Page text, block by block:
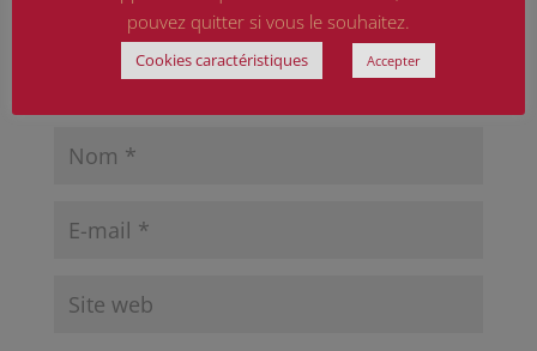
pouvez quitter si vous le souhaitez.
Cookies caractéristiques Accepter